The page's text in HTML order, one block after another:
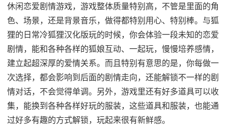
休闲恋爱剧情游戏，游戏整体质量特别高，不管是里面的角
色、场景，还是背景音乐，做得都特别用心、特别棒。与狐
狸的日常冷狐狸汉化版玩的时候，你会体验一段未知的恋爱
剧情，能和各种各样的狐娘互动、一起玩，慢慢培养感情，
建立起超深厚的爱情关系。而且特别有意思的是，你每做一
次选择，都会影响到后面的剧情走向，还能解锁不一样的剧
情对话，不会觉得单调。另外，游戏里还有好多道具可以收
集，能换到各种各样好玩的服装，这些道具和服装，也能通
过好多有趣的方式解锁，玩起来很有新鲜感。